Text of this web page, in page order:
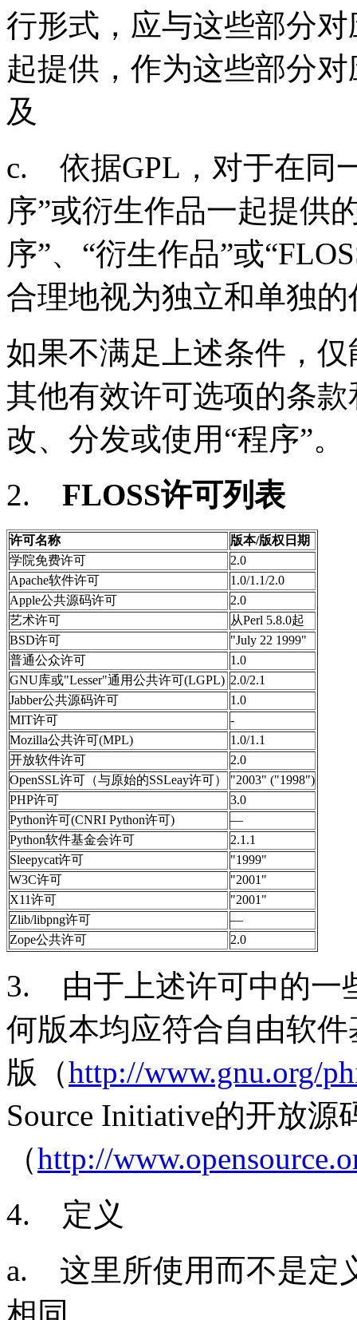
行形式，应与这些部分
起提供，作为这些部分
及
c.
依据GPL ，对于在同
序”或衍生作品一起提供
序”、“衍生作品”或“
合理地视为独立和单独的
如果不满足上述条件，仅
其他有效许可选项的条
改、分发或使用“程序”。
2.
FLOSS许可列表
许可名称 版本/版权日期
学院免费许可
2.0
Apache软件许可
1.0/1.1/2.0
Apple公共源码许可
2.0
艺术许可
从Perl 5.8.0起
BSD许可
"July 22 1999"
普通公众许可
1.0
GNU库或"Lesser"通用公共许可(LGPL) 2.0/2.1
Jabber公共源码许可
1.0
MIT许可
-
Mozilla公共许可(MPL)
1.0/1.1
开放软件许可
2.0
OpenSSL许可（与原始的SSLeay许可）
"2003" ("1998")
PHP许可
3.0
Python许可(CNRI Python许可)
—
Python软件基金会许可
2.1.1
Sleepycat许可
"1999"
W3C许可
"2001"
X11许可
"2001"
Zlib/libpng许可
—
Zope公共许可 2.0
3.
由于上述许可中的一
何版本均应符合自由软
版（http://www.gnu.org/
Source Initiative的开放源
（http://
4.
定义
a.
这里所使用而不是定